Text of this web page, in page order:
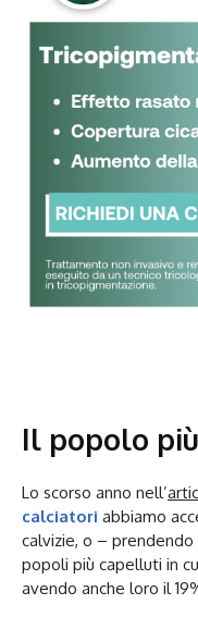
Il popolo
Lo scorso anno nell’
calciatori abbiamo
calvizie, o –
popoli più capelluti in
avendo anche loro il